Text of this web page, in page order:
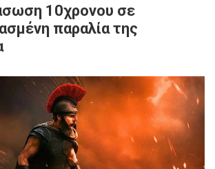
10χρονου σε
παραλία της